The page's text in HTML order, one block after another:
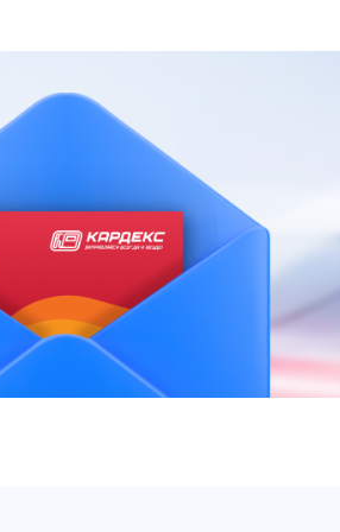
ЗАКАЗАТЬ
ЗВОНОК
до 18:00 по МСК